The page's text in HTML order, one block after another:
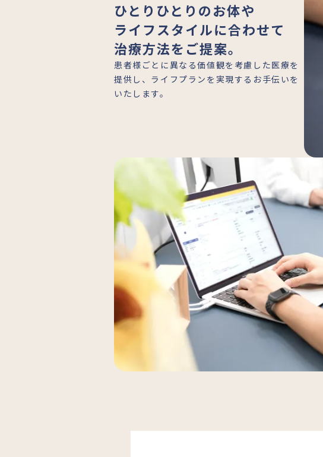
ひとりひとりのお体や
ライフスタイルに合わせて
治療方法をご提案。
患者様ごとに異なる価値観を考慮した医療を
提供し、ライフプランを実現するお手伝いを
いたします。